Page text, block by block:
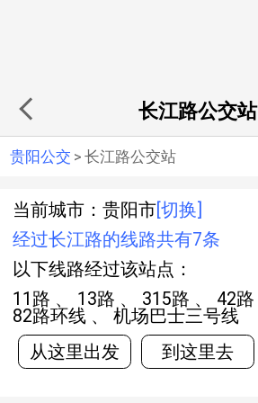
长江路公交站
贵阳公交 > 长江路公交站
当前城市：贵阳市 [切换]
经过长江路的线路共有7条
以下线路经过该站点：
11路 、 13路 、 315路 、 42路 、 81路环线 、
82路环线 、 机场巴士三号线
从这里出发
到这里去